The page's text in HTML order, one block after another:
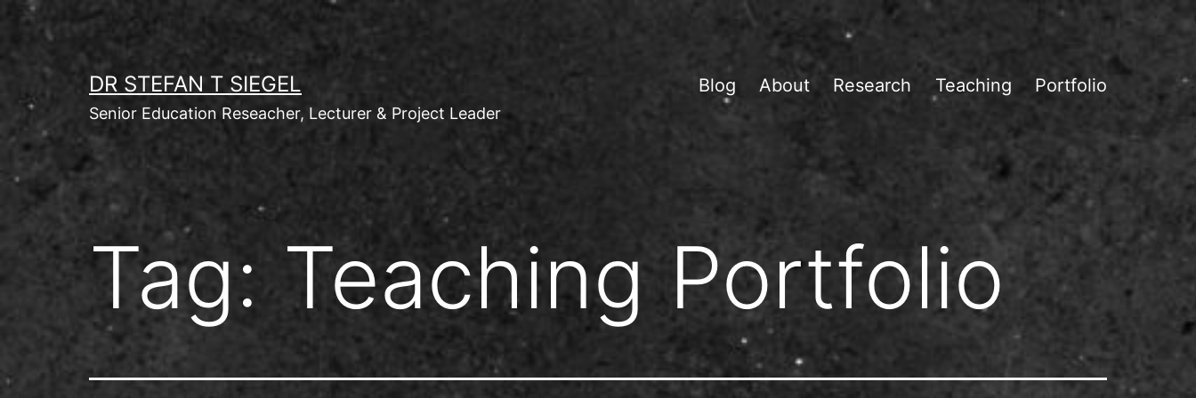
Skip
content
DR STEFAN T SIEGEL
Senior Education Reseacher, Lecturer & Project Leader
Blog About Research Teaching Portfolio
Tag:Teaching Portfolio